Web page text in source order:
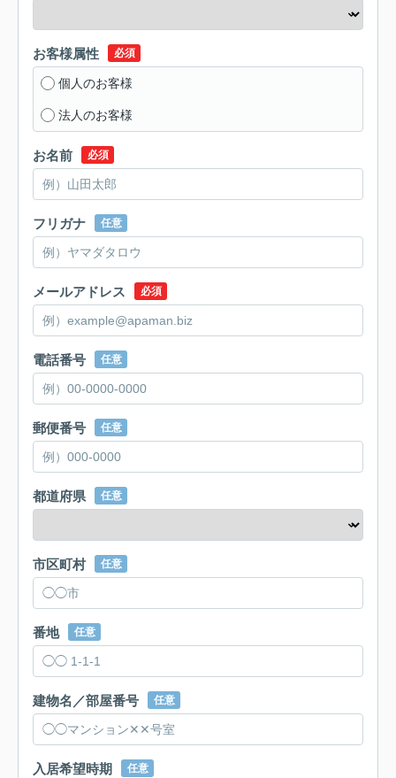
お客様属性 必須
個人のお客様
法人のお客様
お名前 必須
フリガナ 任意
メールアドレス 必須
電話番号 任意
郵便番号 任意
都道府県 任意
市区町村 任意
番地 任意
建物名／部屋番号 任意
入居希望時期 任意